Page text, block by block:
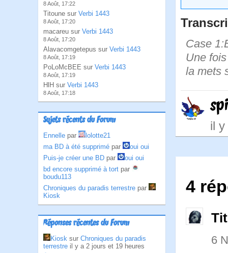
8 Août, 17:22
Titoune sur Verbi 1443
8 Août, 17:20
macareu sur Verbi 1443
8 Août, 17:20
Alavacomgetepus sur Verbi 1443
8 Août, 17:19
PoLoMcBEE sur Verbi 1443
8 Août, 17:19
HlH sur Verbi 1443
8 Août, 17:18
Sujets récents du Forum
Ennelle par
lolotte21
ma BD à été supprimé par
oui oui
Puis-je créer une BD par
oui oui
bd encore supprimé à tort par
boudu113
Chroniques du paradis terrestre par
Kiosk
Réponses récentes du Forum
Kiosk sur Chroniques du paradis
terrestre il y a 2 jours et 19 heures
Case
Une
la mets
il
4
6